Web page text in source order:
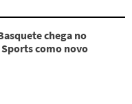
chega no
como novo